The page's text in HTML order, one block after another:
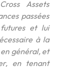
Assets
passées
et lui
à la
général, et
en tenant